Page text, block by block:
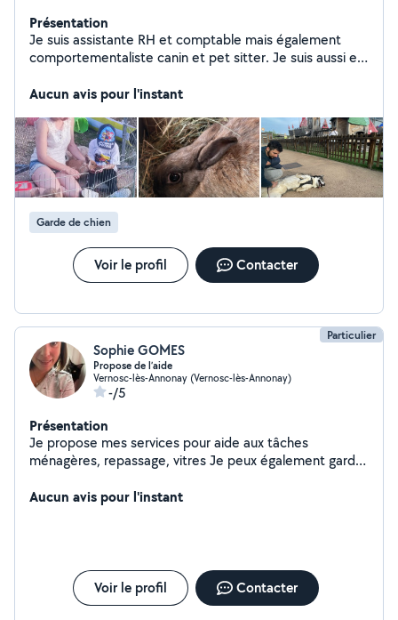
Présentation
Je suis assistante RH et comptable mais également
comportementaliste canin et pet sitter. Je suis aussi en
Aucun avis pour l'instant
Garde de chien
Voir le profil Contacter
Particulier
Sophie GOMES
Propose de l’aide
Vernosc-lès-Annonay (Vernosc-lès-Annonay)
-/5
Présentation
Je propose mes services pour aide aux tâches
ménagères, repassage, vitres Je peux également garder
votre domicile, avec des visites régulières. N'hésitez pas
Aucun avis pour l'instant
Voir le profil Contacter